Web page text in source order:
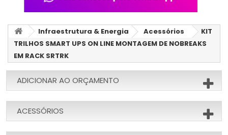
Infraestrutura & Energia Acessórios
KIT
TRILHOS SMART UPS ON LINE MONTAGEM DE NOBREAKS
EM RACK SRTRK
ADICIONAR AO ORÇAMENTO
ACESSÓRIOS